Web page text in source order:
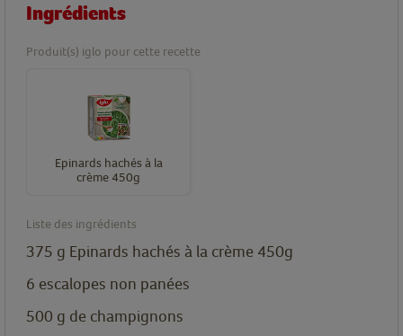
Ingrédients
Produit(s) iglo pour cette recette
Epinards hachés à la
crème 450g
Liste des ingrédients
375 g Epinards hachés à la crème 450g
6 escalopes non panées
500 g de champignons